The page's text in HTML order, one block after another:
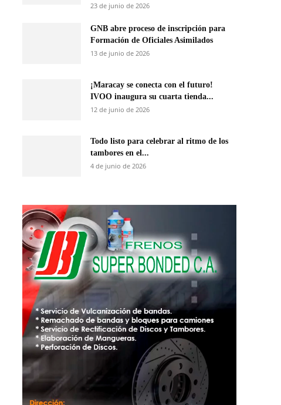
23 de junio de 2026
GNB abre proceso de inscripción para
Formación de Oficiales Asimilados
13 de junio de 2026
¡Maracay se conecta con el futuro!
IVOO inaugura su cuarta tienda...
12 de junio de 2026
Todo listo para celebrar al ritmo de los
tambores en el...
4 de junio de 2026